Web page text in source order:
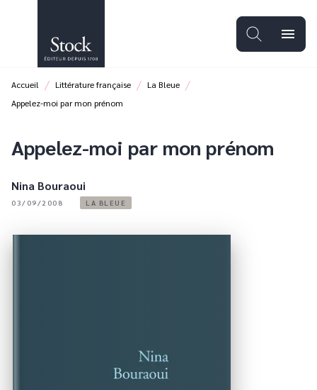
PIED DE PAGE
menu
Accueil / Littérature française / La Bleue /
Appelez-moi par mon prénom
Appelez-moi par mon prénom
Nina Bouraoui
03/09/2008 LA BLEUE